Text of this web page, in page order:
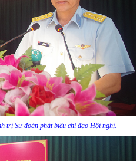
trị Sư đoàn phát biểu chỉ đạo Hội nghị.